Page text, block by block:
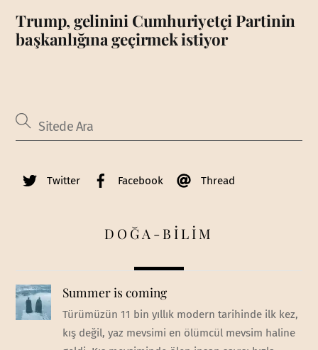
Trump, gelinini Cumhuriyetçi Partinin
başkanlığına geçirmek istiyor
Twitter Facebook Thread
DOĞA-BİLİM
Summer is coming
Türümüzün 11 bin yıllık modern tarihinde ilk kez,
kış değil, yaz mevsimi en ölümcül mevsim haline